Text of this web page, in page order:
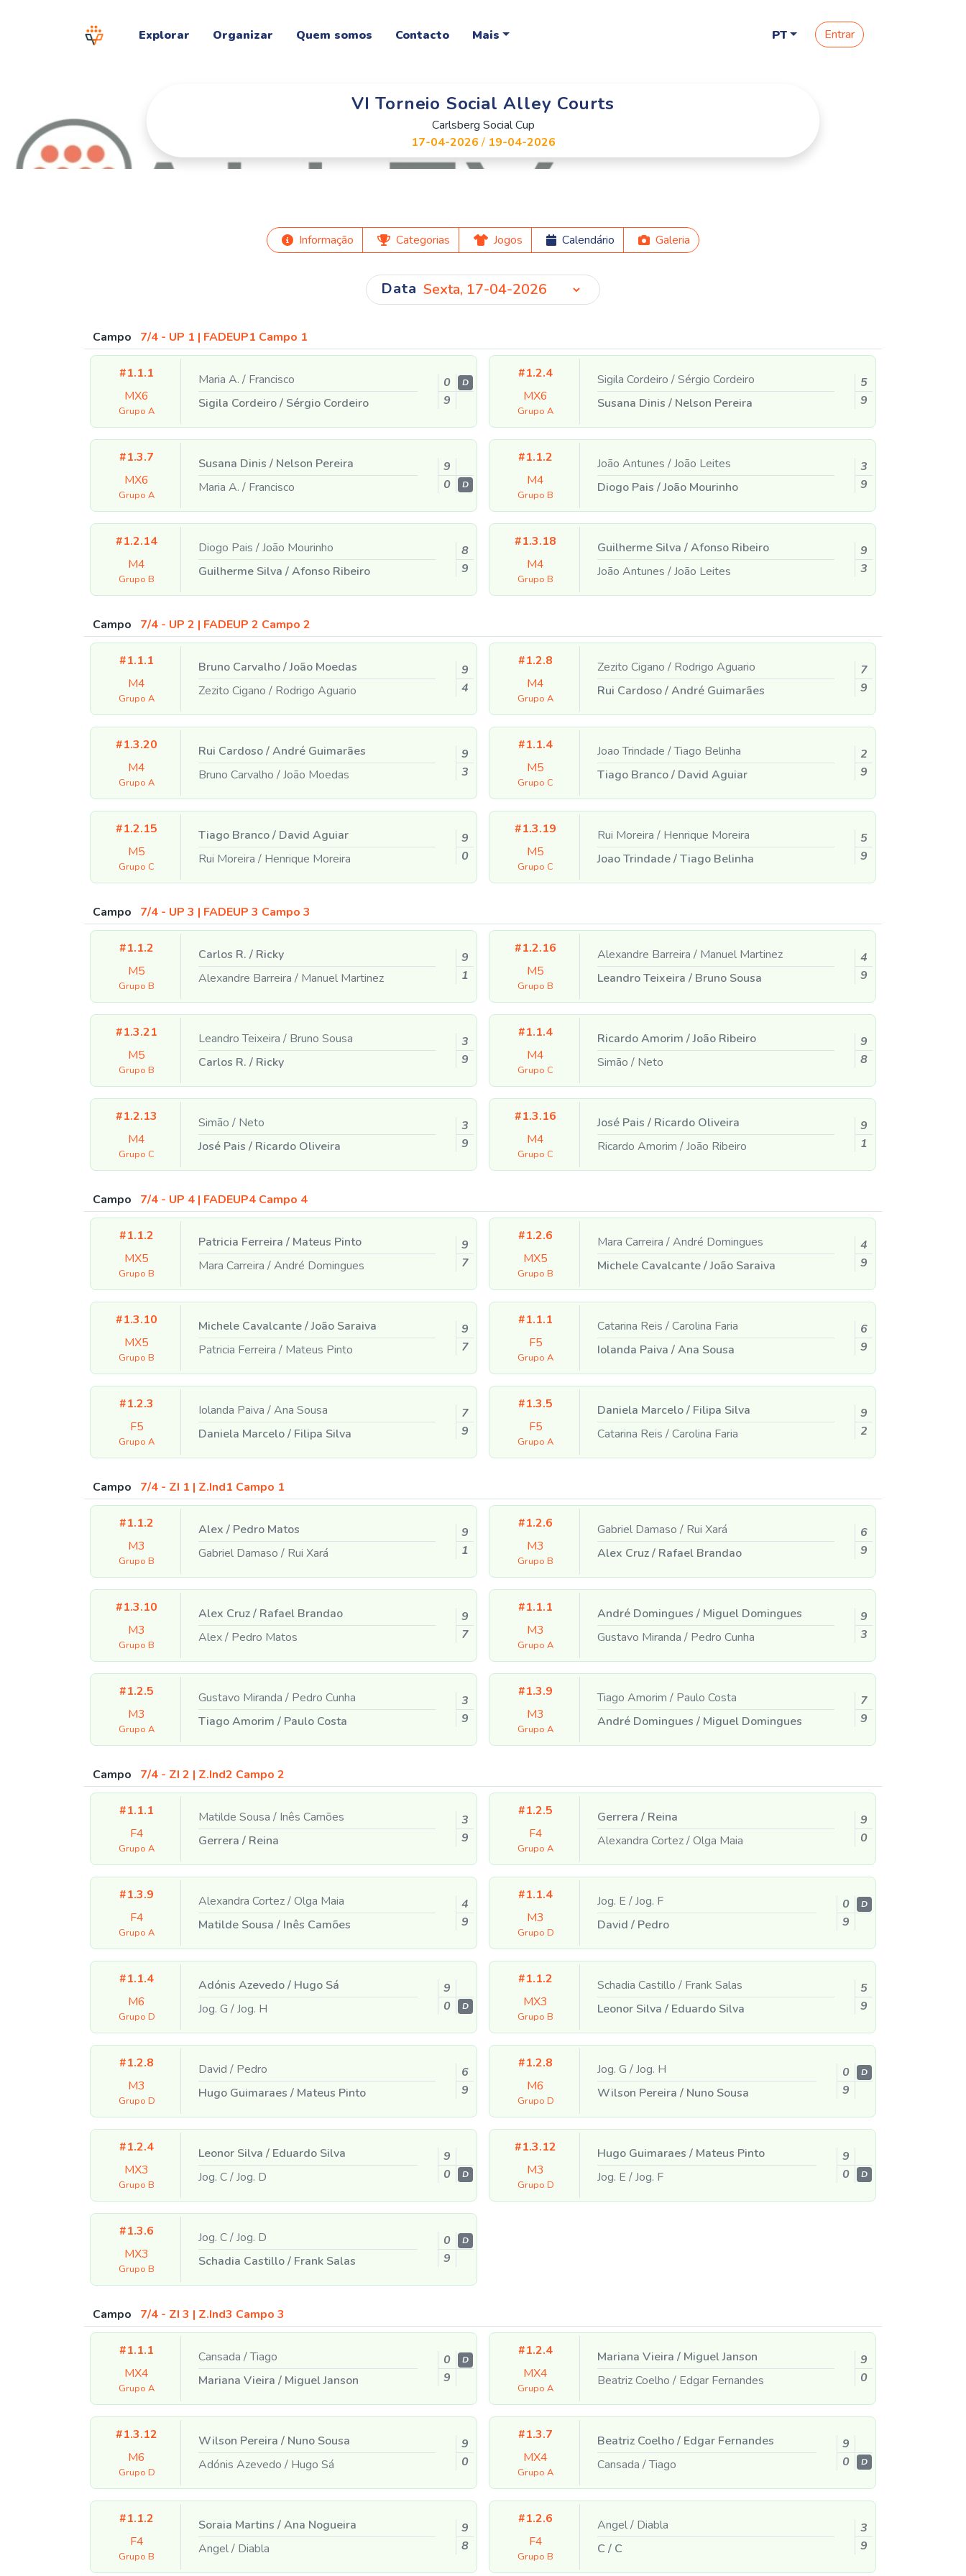
Explorar Organizar Quem somos Contacto Mais PT Entrar
VI Torneio Social Alley Courts
Carlsberg Social Cup
17-04-2026/ 19-04-2026
Informação Categorias Jogos Calendário Galeria
Data
Campo 7/4 - UP 1 | FADEUP1 Campo 1
#1.1.1
MX6
Grupo A
Maria A. /Francisco
Sigila Cordeiro/Sérgio Cordeiro
0 D
9
#1.2.4
MX6
Grupo A
Sigila Cordeiro /Sérgio Cordeiro
Susana Dinis /Nelson Pereira
5
9
#1.3.7
MX6
Grupo A
Susana Dinis /Nelson Pereira
Maria A. /Francisco
9
0
D
#1.1.2
M4
Grupo B
João Antunes /João Leites
Diogo Pais /João Mourinho
3
9
#1.2.14
M4
Grupo B
Diogo Pais /João Mourinho
Guilherme Silva /Afonso Ribeiro
8
9
#1.3.18
M4
Grupo B
Guilherme Silva /Afonso Ribeiro
João Antunes /João Leites
9
3
Campo 7/4 - UP 2 | FADEUP 2 Campo 2
#1.1.1
M4
Grupo A
Bruno Carvalho/João Moedas
Zezito Cigano /Rodrigo Aguario
9
4
#1.2.8
M4
Grupo A
Zezito Cigano /Rodrigo Aguario
Rui Cardoso/André Guimarães
7
9
#1.3.20
M4
Grupo A
Rui Cardoso/André Guimarães
Bruno Carvalho /João Moedas
9
3
#1.1.4
M5
Grupo C
Joao Trindade /Tiago Belinha
Tiago Branco/David Aguiar
2
9
#1.2.15
M5
Grupo C
Tiago Branco/David Aguiar
Rui Moreira /Henrique Moreira
9
0
#1.3.19
M5
Grupo C
Rui Moreira /Henrique Moreira
Joao Trindade/Tiago Belinha
5
9
Campo 7/4 - UP 3 | FADEUP 3 Campo 3
#1.1.2
M5
Grupo B
Carlos R. /Ricky
Alexandre Barreira /Manuel Martinez
9
1
#1.2.16
M5
Grupo B
Alexandre Barreira /Manuel Martinez
Leandro Teixeira /Bruno Sousa
4
9
#1.3.21
M5
Grupo B
Leandro Teixeira /Bruno Sousa
Carlos R. /Ricky
3
9
#1.1.4
M4
Grupo C
Ricardo Amorim /João Ribeiro
Simão /Neto
9
8
#1.2.13
M4
Grupo C
Simão /Neto
José Pais /Ricardo Oliveira
3
9
#1.3.16
M4
Grupo C
José Pais /Ricardo Oliveira
Ricardo Amorim /João Ribeiro
9
1
Campo 7/4 - UP 4 | FADEUP4 Campo 4
#1.1.2
MX5
Grupo B
Patricia Ferreira /Mateus Pinto
Mara Carreira /André Domingues
9
7
#1.2.6
MX5
Grupo B
Mara Carreira /André Domingues
Michele Cavalcante/João Saraiva
4
9
#1.3.10
MX5
Grupo B
Michele Cavalcante/João Saraiva
Patricia Ferreira /Mateus Pinto
9
7
#1.1.1
F5
Grupo A
Catarina Reis /Carolina Faria
Iolanda Paiva /Ana Sousa
6
9
#1.2.3
F5
Grupo A
Iolanda Paiva /Ana Sousa
Daniela Marcelo/Filipa Silva
7
9
#1.3.5
F5
Grupo A
Daniela Marcelo/Filipa Silva
Catarina Reis /Carolina Faria
9
2
Campo 7/4 - ZI 1 | Z.Ind1 Campo 1
#1.1.2
M3
Grupo B
Alex /Pedro Matos
Gabriel Damaso /Rui Xará
9
1
#1.2.6
M3
Grupo B
Gabriel Damaso /Rui Xará
Alex Cruz/Rafael Brandao
6
9
#1.3.10
M3
Grupo B
Alex Cruz/Rafael Brandao
Alex/Pedro Matos
9
7
#1.1.1
M3
Grupo A
André Domingues /Miguel Domingues
Gustavo Miranda /Pedro Cunha
9
3
#1.2.5
M3
Grupo A
Gustavo Miranda /Pedro Cunha
Tiago Amorim /Paulo Costa
3
9
#1.3.9
M3
Grupo A
Tiago Amorim /Paulo Costa
André Domingues /Miguel Domingues
7
9
Campo 7/4 - ZI 2 | Z.Ind2 Campo 2
#1.1.1
F4
Grupo A
Matilde Sousa /Inês Camões
Gerrera /Reina
3
9
#1.2.5
F4
Grupo A
Gerrera /Reina
Alexandra Cortez/Olga Maia
9
0
#1.3.9
F4
Grupo A
Alexandra Cortez/Olga Maia
Matilde Sousa /Inês Camões
4
9
#1.1.4
M3
Grupo D
Jog. E /Jog. F
David /Pedro
0 D
9
#1.1.4
M6
Grupo D
Adónis Azevedo/Hugo Sá
Jog. G /Jog. H
9
0
D
#1.1.2
MX3
Grupo B
Schadia Castillo /Frank Salas
Leonor Silva /Eduardo Silva
5
9
#1.2.8
M3
Grupo D
David /Pedro
Hugo Guimaraes /Mateus Pinto
6
9
#1.2.8
M6
Grupo D
Jog. G /Jog. H
Wilson Pereira /Nuno Sousa
0 D
9
#1.2.4
MX3
Grupo B
Leonor Silva /Eduardo Silva
Jog. C/Jog. D
9
0
D
#1.3.12
M3
Grupo D
Hugo Guimaraes /Mateus Pinto
Jog. E /Jog. F
9
0
D
#1.3.6
MX3
Grupo B
Jog. C/Jog. D
Schadia Castillo/Frank Salas
0 D
9
Campo 7/4 - ZI 3 | Z.Ind3 Campo 3
#1.1.1
MX4
Grupo A
Cansada /Tiago
Mariana Vieira /Miguel Janson
0 D
9
#1.2.4
MX4
Grupo A
Mariana Vieira /Miguel Janson
Beatriz Coelho /Edgar Fernandes
9
0
#1.3.12
M6
Grupo D
Wilson Pereira /Nuno Sousa
Adónis Azevedo /Hugo Sá
9
0
#1.3.7
MX4
Grupo A
Beatriz Coelho/Edgar Fernandes
Cansada /Tiago
9
0
D
#1.1.2
F4
Grupo B
Soraia Martins /Ana Nogueira
Angel/Diabla
9
8
#1.2.6
F4
Grupo B
Angel/Diabla
C /C
3
9